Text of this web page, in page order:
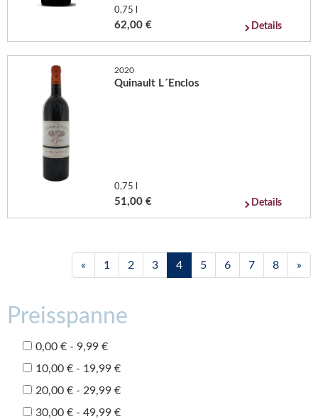
0,75 l
62,00 € Details
2020
Quinault L´Enclos
0,75 l
51,00 € Details
« 1 2 3 4 5 6 7 8 »
Preisspanne
0,00 € - 9,99 €
10,00 € - 19,99 €
20,00 € - 29,99 €
30,00 € - 49,99 €